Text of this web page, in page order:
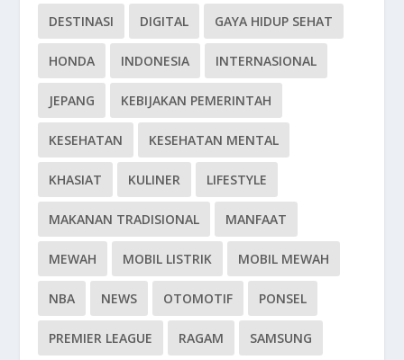
DESTINASI DIGITAL GAYA HIDUP SEHAT
HONDA INDONESIA INTERNASIONAL
JEPANG KEBIJAKAN PEMERINTAH
KESEHATAN KESEHATAN MENTAL
KHASIAT KULINER LIFESTYLE
MAKANAN TRADISIONAL MANFAAT
MEWAH MOBIL LISTRIK MOBIL MEWAH
NBA NEWS OTOMOTIF PONSEL
PREMIER LEAGUE RAGAM SAMSUNG